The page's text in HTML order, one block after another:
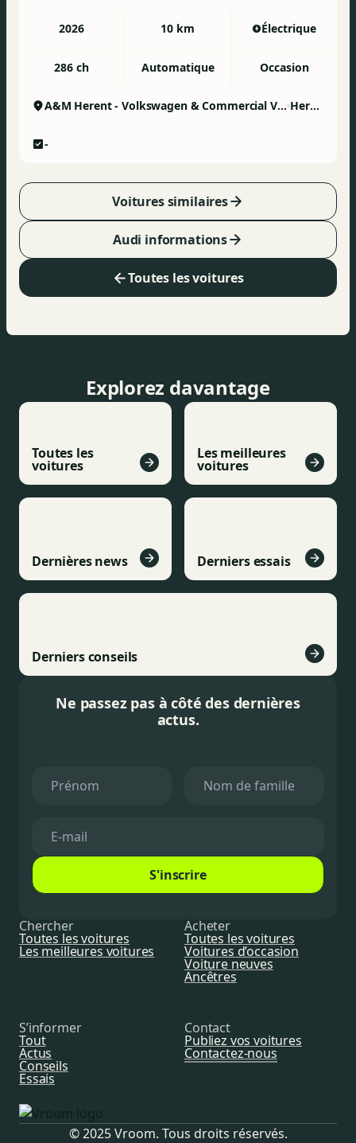
2026 10 km Électrique
286 ch Automatique Occasion
A&M Herent - Volkswagen & Commercial Vehicles Herent
-
Toutes les voitures
Audi informations
Voitures similaires
Explorez davantage
Toutes les
voitures
Les meilleures
voitures
Dernières news Derniers essais
Derniers conseils
Ne passez pas à côté des dernières
actus.
S'inscrire
Chercher
Toutes les voitures
Les meilleures voitures
Acheter
Toutes les voitures
Voitures d’occasion
Voiture neuves
Ancêtres
S’informer
Tout
Actus
Conseils
Essais
Contact
Publiez vos voitures
Contactez-nous
© 2025 Vroom. Tous droits réservés.